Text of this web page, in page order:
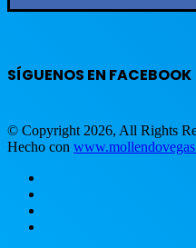
SÍGUENOS EN FACEBOOK
© Copyright 2026, All Rights
Hecho con